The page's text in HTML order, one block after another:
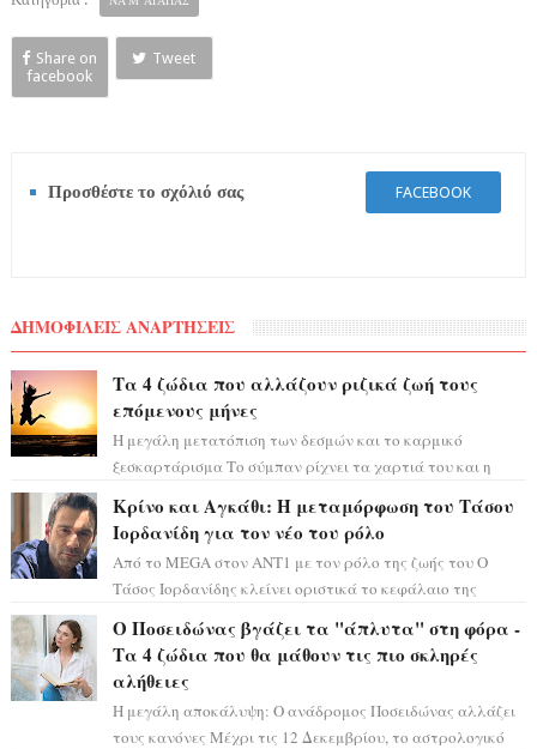
Share on
facebook
Tweet
Προσθέστε το σχόλιό σας FACEBOOK
ΔΗΜΟΦΙΛΕΙΣ ΑΝΑΡΤΗΣΕΙΣ
Τα 4 ζώδια που αλλάζουν ριζικά ζωή τους
επόμενους μήνες
Η μεγάλη μετατόπιση των δεσμών και το καρμικό
ξεσκαρτάρισμα Το σύμπαν ρίχνει τα χαρτιά του και η
Κρίνο και Αγκάθι: Η μεταμόρφωση του Τάσου
Ιορδανίδη για τον νέο του ρόλο
Από το MEGA στον ΑΝΤ1 με τον ρόλο της ζωής του Ο
Τάσος Ιορδανίδης κλείνει οριστικά το κεφάλαιο της
Ο Ποσειδώνας βγάζει τα "άπλυτα" στη φόρα -
Τα 4 ζώδια που θα μάθουν τις πιο σκληρές
αλήθειες
Η μεγάλη αποκάλυψη: Ο ανάδρομος Ποσειδώνας αλλάζει
τους κανόνες Μέχρι τις 12 Δεκεμβρίου, το αστρολογικό